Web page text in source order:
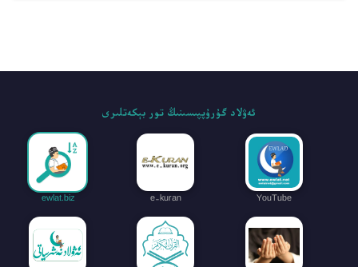
ئەۋلاد گۇرۇپپىسىنىڭ تور بېكەتلىرى
ewlat.biz e-kuran YouTube